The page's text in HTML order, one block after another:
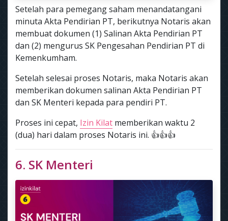
Setelah para pemegang saham menandatangani
minuta Akta Pendirian PT, berikutnya Notaris akan
membuat dokumen (1) Salinan Akta Pendirian PT
dan (2) mengurus SK Pengesahan Pendirian PT di
Kemenkumham.
Setelah selesai proses Notaris, maka Notaris akan
memberikan dokumen salinan Akta Pendirian PT
dan SK Menteri kepada para pendiri PT.
Proses ini cepat, Izin Kilat memberikan waktu 2
(dua) hari dalam proses Notaris ini. 👍👍👍
6. SK Menteri